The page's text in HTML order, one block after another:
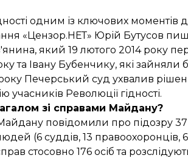
одним із ключових моментів
«Цензор.НЕТ» Юрій Бутусов
який 19 лютого 2014 року
та Івану Бубенчику, які зайняли
Печерський суд ухвалив
учасників Революції гідності.
зі справами Майдану?
повідомили про підозру
(6 суддів, 13 правоохоронців,
стосовно 176 осіб та